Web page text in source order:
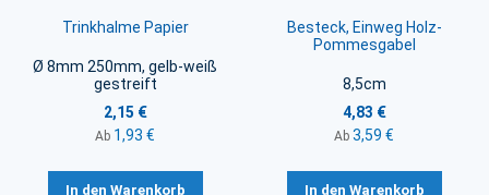
Trinkhalme Papier
Ø 8mm 250mm, gelb-weiß
gestreift
2,15 €
Ab 1,93 €
In den Warenkorb
Besteck, Einweg Holz-
Pommesgabel
8,5cm
4,83 €
Ab 3,59 €
In den Warenkorb